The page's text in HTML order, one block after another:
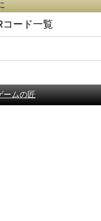
コード一覧
ームの匠